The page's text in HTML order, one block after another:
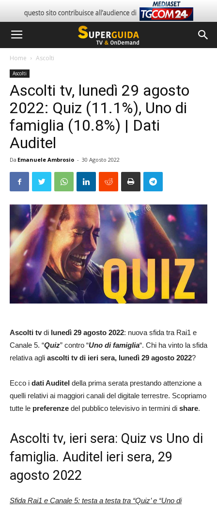
Home Ascolti
Ascolti
Ascolti tv, lunedì 29 agosto
2022: Quiz (11.1%), Uno di
famiglia (10.8%) | Dati
Auditel
Da Emanuele Ambrosio - 30 Agosto 2022
Ascolti tvdi lunedì 29 agosto 2022: nuova sfida tra Rai1 e
Canale 5. “Quiz” contro “Uno di famiglia“. Chi ha vinto la sfida
relativa agli ascolti tv di ieri sera, lunedì 29 agosto 2022?
Ecco i dati Auditel della prima serata prestando attenzione a
quelli relativi ai maggiori canali del digitale terrestre. Scopriamo
tutte le preferenze del pubblico televisivo in termini di share.
Ascolti tv, ieri sera: Quiz vs Uno di
famiglia. Auditel ieri sera, 29
agosto 2022
Sfida Rai1 e Canale 5: testa a testa tra “Quiz’ e “Uno di